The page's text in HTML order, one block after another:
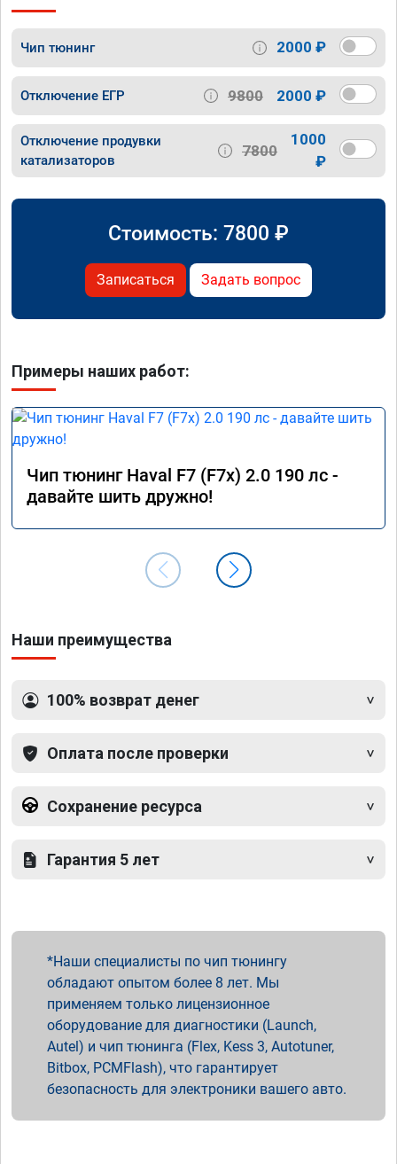
Чип тюнинг 2000 ₽
Отключение ЕГР 9800 2000 ₽
Отключение продувки
катализаторов
7800
1000
₽
Стоимость: 7800 ₽
Записаться Задать вопрос
Примеры наших работ:
Чип тюнинг Haval F7 (F7x) 2.0 190 лс -
давайте шить дружно!
Наши преимущества
100% возврат денег
Оплата после проверки
Сохранение ресурса
Гарантия 5 лет
Наши специалисты по чип тюнингу
обладают опытом более 8 лет. Мы
применяем только лицензионное
оборудование для диагностики (Launch,
Autel) и чип тюнинга (Flex, Kess 3, Autotuner,
Bitbox, PCMFlash), что гарантирует
безопасность для электроники вашего авто.